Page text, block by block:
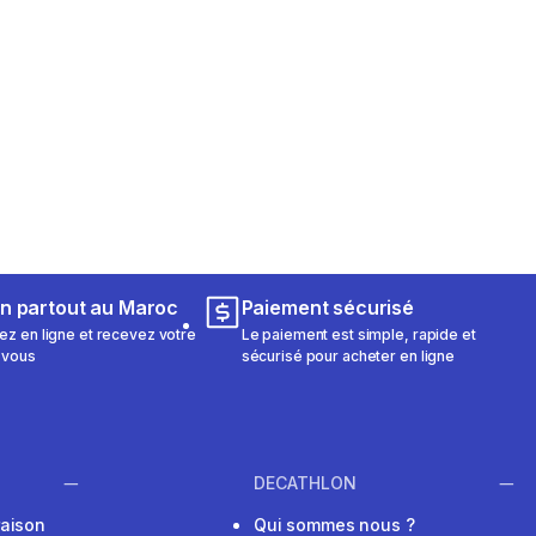
partout au Maroc
en ligne et recevez votre
Paiement sécurisé
Le paiement est simple, rapide et
sécurisé pour acheter en ligne
DECATHLON
Qui sommes nous ?